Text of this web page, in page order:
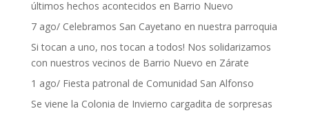
últimos hechos acontecidos en Barrio Nuevo
7 ago/ Celebramos San Cayetano en nuestra parroquia
Si tocan a uno, nos tocan a todos! Nos solidarizamos
con nuestros vecinos de Barrio Nuevo en Zárate
1 ago/ Fiesta patronal de Comunidad San Alfonso
Se viene la Colonia de Invierno cargadita de sorpresas